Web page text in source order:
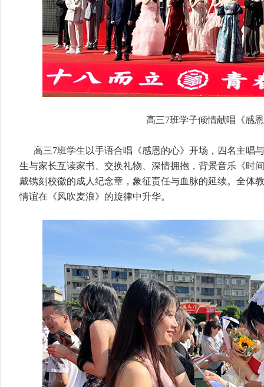
高三7班学子倾情献唱《感
高三7班学生以手语合唱《感恩的心》开场，四名主唱
生与家长互读家书、交换礼物、深情拥抱，背景音乐《时
戴镌刻校徽的成人纪念章，象征责任与血脉的延续。全体
情谊在《风吹麦浪》的旋律中升华。